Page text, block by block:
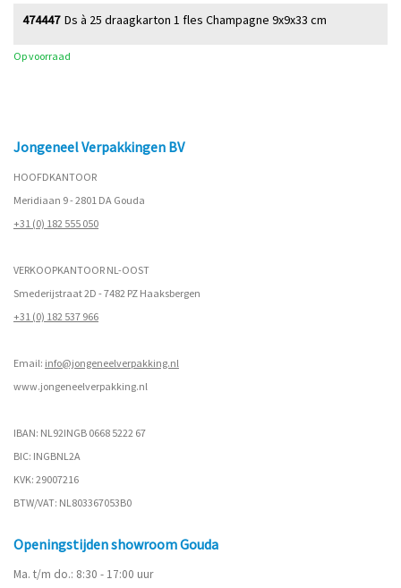
Ds à 25 draagkarton 1 fles Champagne 9x9x33 cm
474447
Op voorraad
Jongeneel Verpakkingen BV
HOOFDKANTOOR
Meridiaan 9 - 2801 DA Gouda
+31 (0) 182 555 050
VERKOOPKANTOOR NL-OOST
Smederijstraat 2D - 7482 PZ Haaksbergen
+31 (0) 182 537 966
Email: info@jongeneelverpakking.nl
www.jongeneelverpakking.nl
IBAN: NL92INGB 0668 5222 67
BIC: INGBNL2A
KVK: 29007216
BTW/VAT: NL803367053B0
Openingstijden showroom Gouda
Ma. t/m do.: 8:30 - 17:00 uur